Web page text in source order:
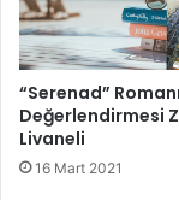
“Serenad” Romanı
Değerlendirmesi
Livaneli
16 Mart 2021